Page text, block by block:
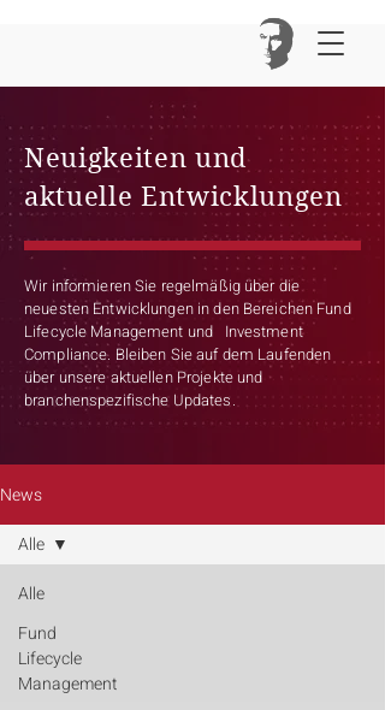
Neuigkeiten und
aktuelle Entwicklungen
Wir informieren Sie regelmäßig über die
neuesten Entwicklungen in den Bereichen Fund
Lifecycle Management und Investment
Compliance. Bleiben Sie auf dem Laufenden
über unsere aktuellen Projekte und
branchenspezifische Updates.
News
Alle
Fund
Lifecycle
Management
Alle